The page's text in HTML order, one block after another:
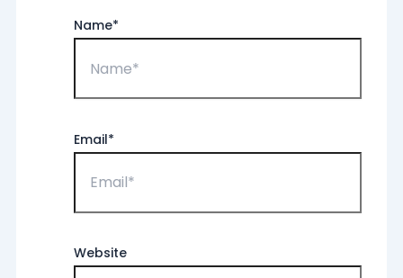
Name*
Email*
Website